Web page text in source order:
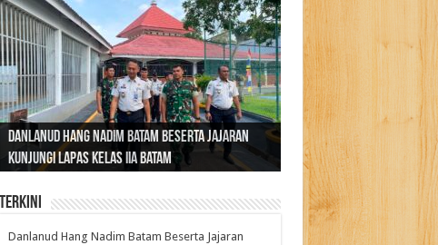
Danlanud Hang Nadim Batam Beserta Jajaran
Kunjungi Lapas Kelas IIA Batam
Silaturahmi dan Reses Komite I DPD RI di Polda
Jambi Bahas Sinergitas Penanganan Narkotika
Gubernur Al Haris: Lomba Cerdas Cermat Sarana
Edukasi Pembentukan Karakter Generasi
Penerus
Gubernur Al Haris Dorong Koperasi Merah Putih
Cepat Beroperasi Agar Bisa Layani Masyarakat
Penuhi Kebutuhannya
Sosok Fenomenal yang Menggetarkan
Nusantara: Ratu Wangsa, Wanita Berkelas
dengan Pengaruh Internasional
Terkini
Danlanud Hang Nadim Batam Beserta Jajaran